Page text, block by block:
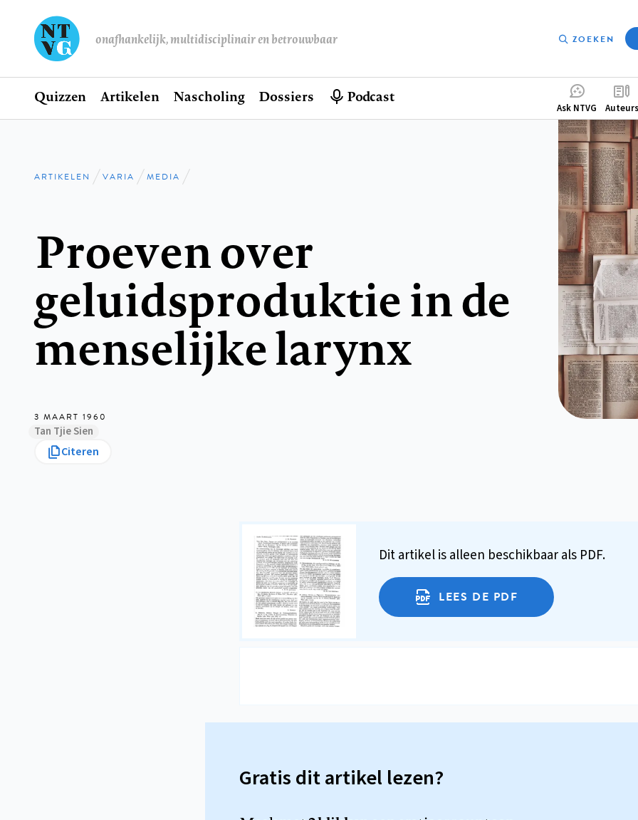
onafhankelijk, multidisciplinair en betrouwbaar ZOEKEN
Hoofdnavigatie
Home
Quizzen Artikelen Nascholing Dossiers Podcast
menu
Ask NTVG Auteurs
Kruimelpad
ARTIKELEN VARIA MEDIA
Proeven over
geluidsproduktie in de
menselijke larynx
3 MAART 1960
Tan Tjie Sien
Citeren
Dit artikel is alleen beschikbaar als PDF.
LEES DE PDF
Gratis dit artikel lezen?